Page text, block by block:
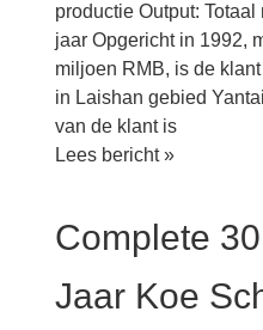
productie Output:
jaar Opgericht in 1992,
miljoen RMB, is de
in Laishan gebied
van de klant is
Turnkey
pluimveevoederfabriek
20.000t/a
Lees bericht »
Complete
Jaar Koe